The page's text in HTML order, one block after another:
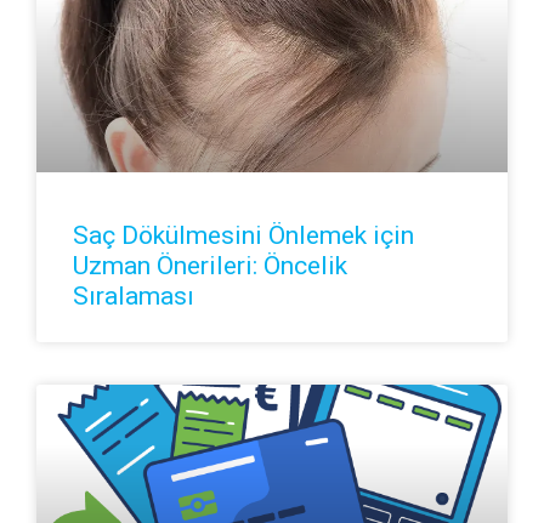
Saç Dökülmesini Önlemek için
Uzman Önerileri: Öncelik
Sıralaması